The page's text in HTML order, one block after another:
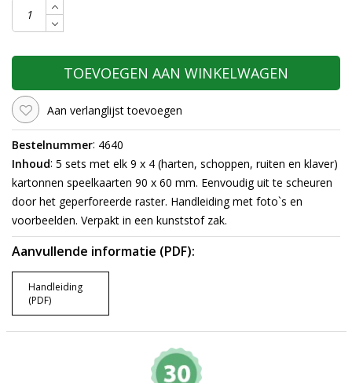
TOEVOEGEN AAN WINKELWAGEN
Aan verlanglijst toevoegen
Bestelnummer: 4640
Inhoud: 5 sets met elk 9 x 4 (harten, schoppen, ruiten en klaver)
kartonnen speelkaarten 90 x 60 mm. Eenvoudig uit te scheuren
door het geperforeerde raster. Handleiding met foto`s en
voorbeelden. Verpakt in een kunststof zak.
Aanvullende informatie (PDF):
Handleiding
(PDF)